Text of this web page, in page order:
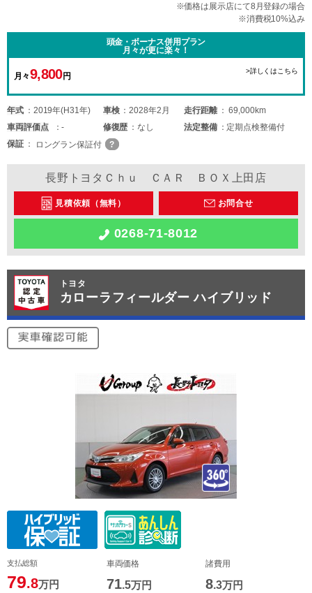
※価格は展示店にて8月登録の場合
※消費税10%込み
頭金・ボーナス併用プラン
月々が更に楽々！
月々9,800円
>詳しくはこちら
年式 2019年(H31年) 車検 2028年2月 走行距離
69,000km
車両評価点 - 修復歴 なし 法定整備
定期点検整備付
保証
ロングラン保証付
長野トヨタＣｈｕ ＣＡＲ ＢＯＸ上田店
見積依頼（無料） お問合せ
0268-71-8012
トヨタ
カローラフィールダー ハイブリッド
支払総額
79.8万円
車両価格
71.5万円
諸費用
8.3万円